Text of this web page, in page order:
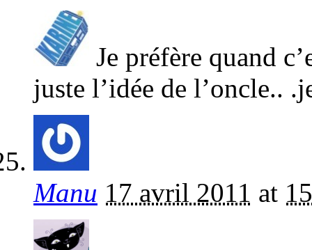
Je préfère quand
juste l’idée de l’oncle..
Manu 17 avril 2011 at